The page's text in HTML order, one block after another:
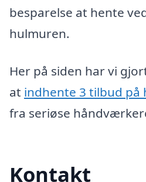
besparelse at hente
hulmuren.
Her på siden har vi
at indhente 3 tilbud på
fra seriøse
Kontakt